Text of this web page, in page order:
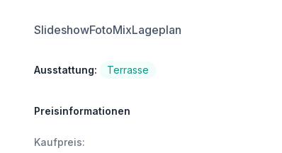
SlideshowFotoMixLageplan
Ausstattung: Terrasse
Preisinformationen
Kaufpreis: